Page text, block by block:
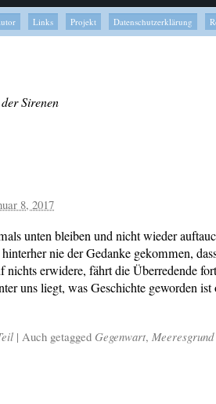
Links Projekt Datenschutzerklärung
Sirenen
8, 2017
unten bleiben und nicht wieder
nie der Gedanke gekommen,
nichts erwidere, fährt die Überredende
uns liegt, was Geschichte geworden ist
| Auch getagged Gegenwart, Meeresgrund